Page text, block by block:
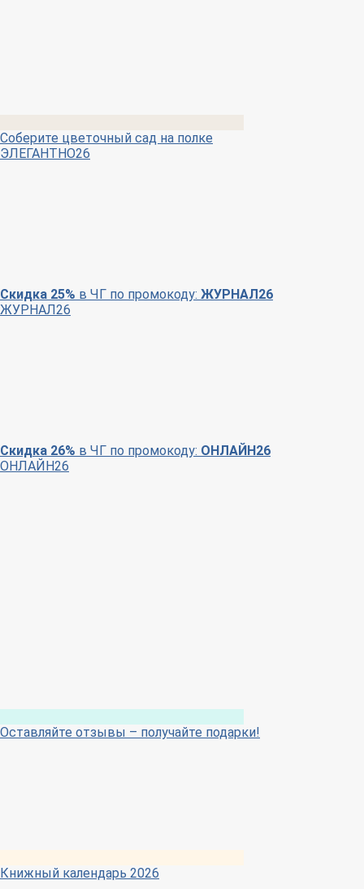
Соберите цветочный сад на полке
ЭЛЕГАНТНО26
Скидка 25% в ЧГ по промокоду: ЖУРНАЛ26
ЖУРНАЛ26
Скидка 26% в ЧГ по промокоду: ОНЛАЙН26
ОНЛАЙН26
Оставляйте отзывы – получайте подарки!
Книжный календарь 2026